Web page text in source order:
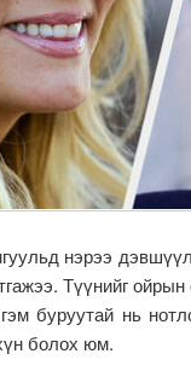
нэрээ
Түүнийг
буруутай нь
болох юм.